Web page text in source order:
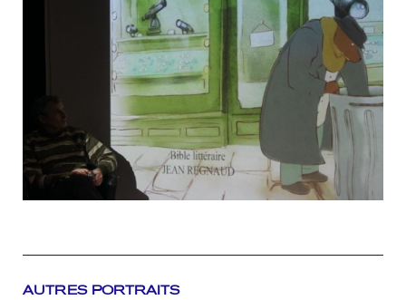
AUTRES PORTRAITS